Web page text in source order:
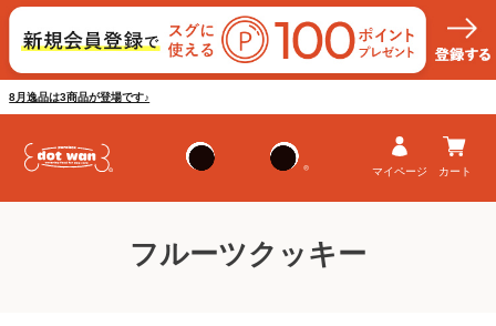
8月逸品は3商品が登場です♪
マイページ カート
フルーツクッキー